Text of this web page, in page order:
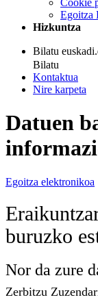
Cookie
Egoitza
Hizkuntza
Bilatu
Bilatu
Kontaktua
Nire karpeta
Datuen
Egoitza elektronikoa
buruzko
Nor da zure
Zerbitzu